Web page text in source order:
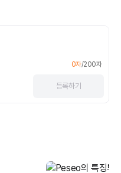
0자/200자
등록하기